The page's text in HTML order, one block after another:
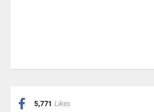
5,771 Likes